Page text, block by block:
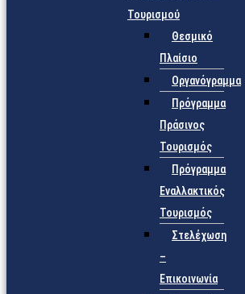
Τουρισμού
Θεσμικό
Πλαίσιο
Οργανόγραμμα
Πρόγραμμα
Πράσινος
Τουρισμός
Πρόγραμμα
Εναλλακτικός
Τουρισμός
Στελέχωση
–
Επικοινωνία